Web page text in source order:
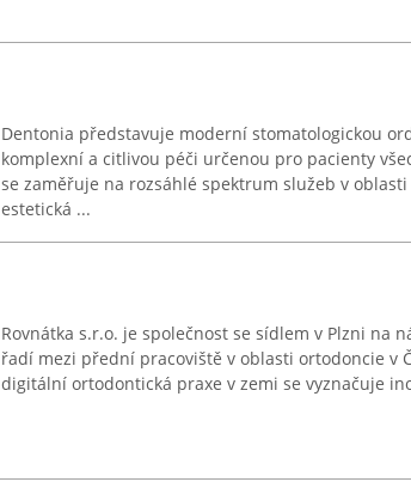
Dentonia představuje moderní stomatologickou
komplexní a citlivou péči určenou pro pacienty
se zaměřuje na rozsáhlé spektrum služeb v
estetická ...
Rovnátka s.r.o. je společnost se sídlem v Plzni na
řadí mezi přední pracoviště v oblasti ortodoncie v
digitální ortodontická praxe v zemi se vyznačuje